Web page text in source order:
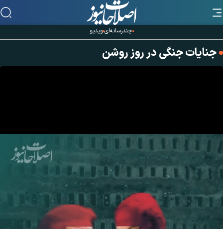
چندرسانه‌ایویدیو
جنایات جنگی در روز روشن